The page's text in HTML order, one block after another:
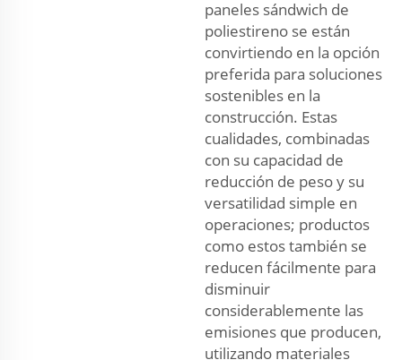
paneles sándwich de
poliestireno se están
convirtiendo en la opción
preferida para soluciones
sostenibles en la
construcción. Estas
cualidades, combinadas
con su capacidad de
reducción de peso y su
versatilidad simple en
operaciones; productos
como estos también se
reducen fácilmente para
disminuir
considerablemente las
emisiones que producen,
utilizando materiales